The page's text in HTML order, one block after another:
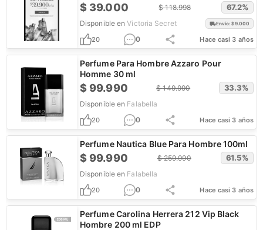
$ 39.000 $118.998 67.2%
Disponible en Victoria Secret Envío: $9.000
20 0 Hace casi 3 años
Perfume Para Hombre Azzaro Pour
Homme 30 ml
$ 99.990 $149.990 33.3%
Disponible en Falabella
20 0 Hace casi 3 años
Perfume Nautica Blue Para Hombre 100ml
$ 99.990 $259.990 61.5%
Disponible en Falabella
20 0 Hace casi 3 años
Perfume Carolina Herrera 212 Vip Black
Hombre 200 ml EDP